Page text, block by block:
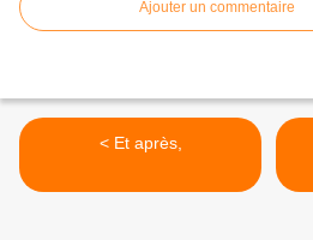
Ajouter un commentaire
< Et après,